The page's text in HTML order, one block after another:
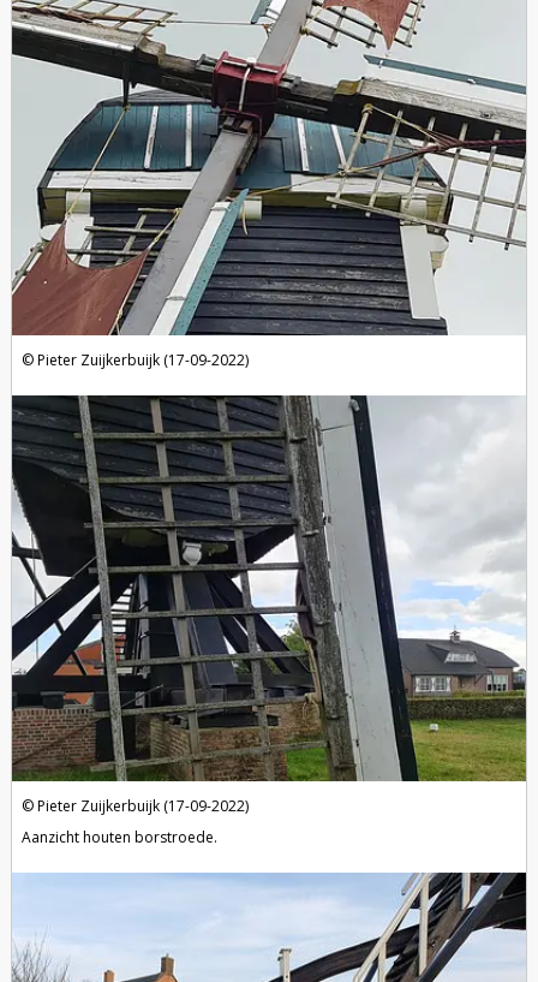
Pieter Zuijkerbuijk (17-09-2022)
Pieter Zuijkerbuijk (17-09-2022)
Aanzicht houten borstroede.